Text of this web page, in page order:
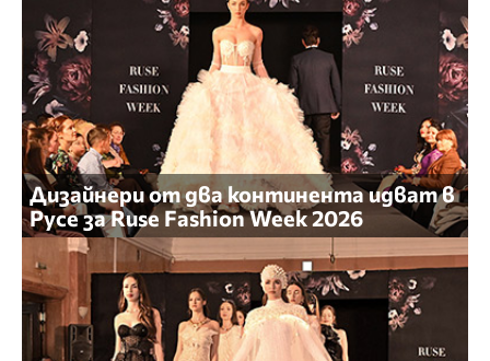
Дизайнери от два континента идват в
Русе за Ruse Fashion Week 2026